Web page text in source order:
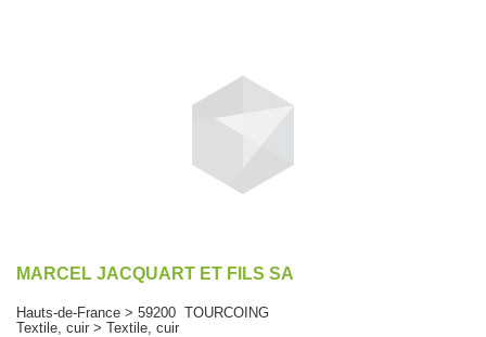
MARCEL JACQUART ET FILS SA
Hauts-de-France > 59200 TOURCOING
Textile, cuir > Textile, cuir